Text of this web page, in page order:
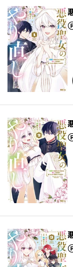
ポイント
ポイント
ポイント